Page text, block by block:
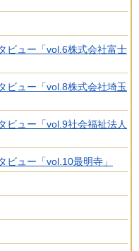
ビュー「vol.6株式会社富士
ビュー「vol.8株式会社埼玉
ビュー「vol.9社会福祉法人
ュー「vol.10最明寺」